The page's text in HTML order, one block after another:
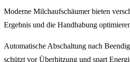
Moderne Milchaufschäumer bieten
Ergebnis und die Handhabung
Automatische Abschaltung nach
schützt vor Überhitzung und spart